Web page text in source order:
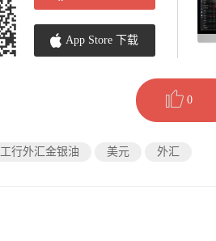
App Store 下载
0
工行外汇金银油 美元 外汇